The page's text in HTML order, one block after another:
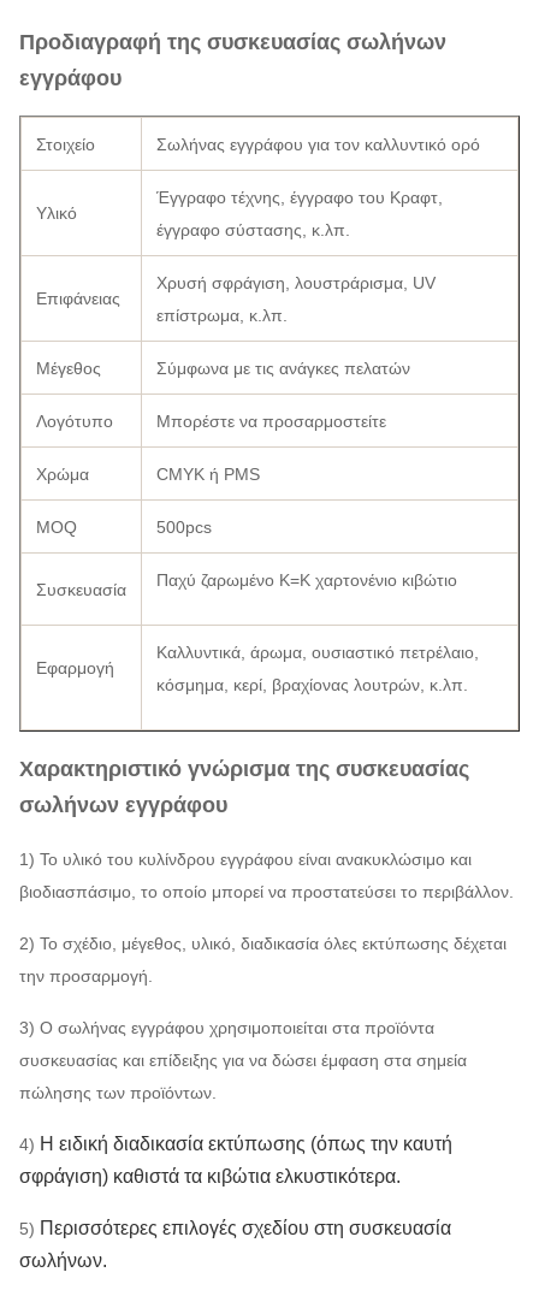
Προδιαγραφή της συσκευασίας σωλήνων
εγγράφου
Στοιχείο Σωλήνας εγγράφου για τον καλλυντικό ορό
Υλικό
Έγγραφο τέχνης, έγγραφο του Κραφτ,
έγγραφο σύστασης, κ.λπ.
Επιφάνειας
Χρυσή σφράγιση, λουστράρισμα, UV
επίστρωμα, κ.λπ.
Μέγεθος Σύμφωνα με τις ανάγκες πελατών
Λογότυπο Μπορέστε να προσαρμοστείτε
Χρώμα CMYK ή PMS
MOQ 500pcs
Συσκευασία Παχύ ζαρωμένο K=K χαρτονένιο κιβώτιο
Εφαρμογή
Καλλυντικά, άρωμα, ουσιαστικό πετρέλαιο,
κόσμημα, κερί, βραχίονας λουτρών, κ.λπ.
Χαρακτηριστικό γνώρισμα της συσκευασίας
σωλήνων εγγράφου
1) Το υλικό του κυλίνδρου εγγράφου είναι ανακυκλώσιμο και
βιοδιασπάσιμο, το οποίο μπορεί να προστατεύσει το περιβάλλον.
2) Το σχέδιο, μέγεθος, υλικό, διαδικασία όλες εκτύπωσης δέχεται
την προσαρμογή.
3) Ο σωλήνας εγγράφου χρησιμοποιείται στα προϊόντα
συσκευασίας και επίδειξης για να δώσει έμφαση στα σημεία
πώλησης των προϊόντων.
4) Η ειδική διαδικασία εκτύπωσης (όπως την καυτή
σφράγιση) καθιστά τα κιβώτια ελκυστικότερα.
5) Περισσότερες επιλογές σχεδίου στη συσκευασία
σωλήνων.